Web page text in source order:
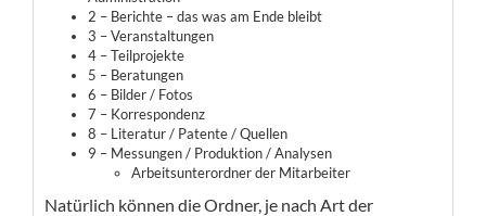
2 – Berichte –das was am Ende bleibt
3 – Veranstaltungen
4 – Teilprojekte
5 – Beratungen
6 – Bilder / Fotos
7 – Korrespondenz
8 – Literatur / Patente / Quellen
9 – Messungen / Produktion / Analysen
​Arbeitsunterordner der Mitarbeiter
Natürlich können die Ordner, je nach Art der